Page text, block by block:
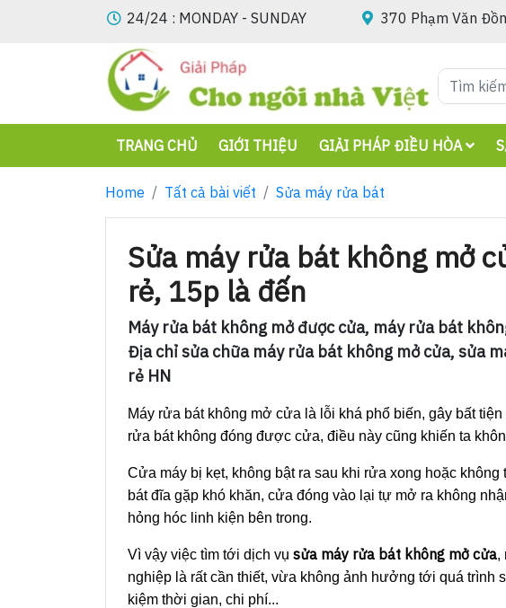
24/24 : MONDAY - SUNDAY 370 Phạm Văn
TRANG CHỦ GIỚI THIỆU GIẢI PHÁP ĐIỀU HÒA
Home Tất cả bài viết Sửa máy rửa bát
Sửa máy rửa bát không mở
rẻ, 15p là đến
Máy rửa bát không mở được cửa, máy rửa bát
Địa chỉ sửa chữa máy rửa bát không mở cửa, sửa
rẻ HN
Máy rửa bát không mở cửa là lỗi khá phổ biến, gây bất
rửa bát không đóng được cửa, điều này cũng khiến ta
Cửa máy bị kẹt, không bật ra sau khi rửa xong hoặc
bát đĩa gặp khó khăn, cửa đóng vào lại tự mở ra không
hỏng hóc linh kiện bên trong.
Vì vậy việc tìm tới dịch vụ sửa máy rửa bát không mở cửa,
nghiệp là rất cần thiết, vừa không ảnh hưởng tới quá trình
kiệm thời gian, chi phí...